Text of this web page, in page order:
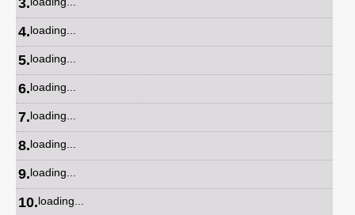
4.loading...
5.loading...
6.loading...
7.loading...
8.loading...
9.loading...
10.loading...